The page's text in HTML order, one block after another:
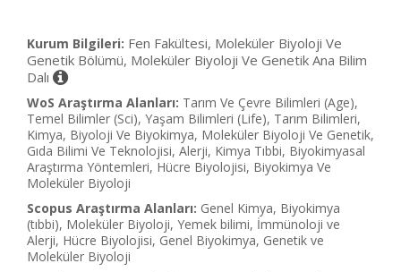
Kurum Bilgileri: Fen Fakültesi, Moleküler Biyoloji Ve
Genetik Bölümü, Moleküler Biyoloji Ve Genetik Ana Bilim
Dalı
WoS Araştırma Alanları: Tarım Ve Çevre Bilimleri (Age),
Temel Bilimler (Sci), Yaşam Bilimleri (Life), Tarım Bilimleri,
Kimya, Biyoloji Ve Biyokimya, Moleküler Biyoloji Ve Genetik,
Gıda Bilimi Ve Teknolojisi, Alerji, Kimya Tıbbi, Biyokimyasal
Araştırma Yöntemleri, Hücre Biyolojisi, Biyokimya Ve
Moleküler Biyoloji
Scopus Araştırma Alanları: Genel Kimya, Biyokimya
(tıbbi), Moleküler Biyoloji, Yemek bilimi, İmmünoloji ve
Alerji, Hücre Biyolojisi, Genel Biyokimya, Genetik ve
Moleküler Biyoloji